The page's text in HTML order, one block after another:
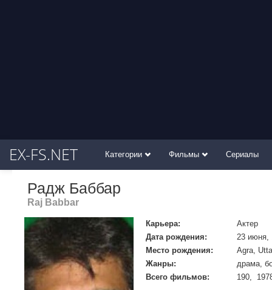
EX-FS.NET Категории Фильмы Сериалы
Радж Баббар
Raj Babbar
Карьера:
Актер
Дата рождения:
23 июня,
Место рождения:
Agra,
Жанры:
драма,
Всего фильмов:
190,